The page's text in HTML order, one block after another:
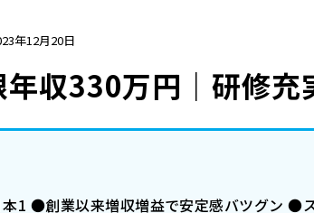
年12月20日
収330万円｜研修充
1 ●創業以来増収増益で安定感バツグン